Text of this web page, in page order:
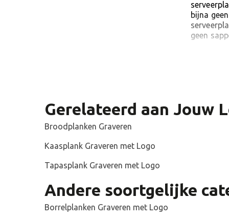
bijna
geen
FAQ
Wat is
De
het
Wij
kan het
Gerelateerd aan Jouw
Broodplanken Graveren
Kaasplank Graveren met Logo
Tapasplank Graveren met Logo
Andere soortgelijke
Borrelplanken Graveren met Logo